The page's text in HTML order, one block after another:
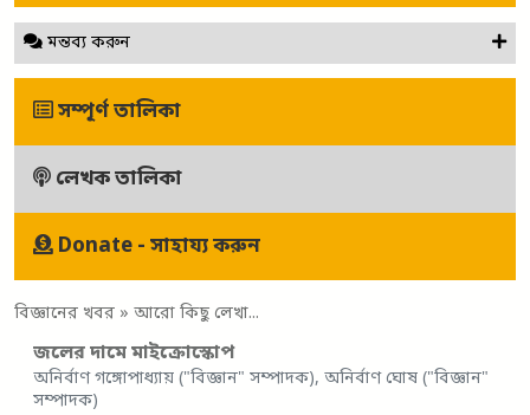
মন্তব্য করুন
সম্পূর্ণ তালিকা
লেখক তালিকা
Donate - সাহায্য করুন
বিজ্ঞানের খবর » আরো কিছু লেখা...
জলের দামে মাইক্রোস্কোপ
অনির্বাণ গঙ্গোপাধ্যায় ("বিজ্ঞান" সম্পাদক), অনির্বাণ ঘোষ ("বিজ্ঞান"
সম্পাদক)